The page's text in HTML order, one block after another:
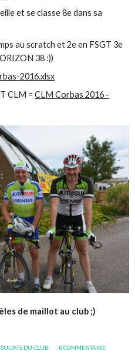
et se classe 8e dans sa
au scratch et 2e en FSGT 3e
38 :))
2016.xlsx
CLM =CLM Corbas 2016 -
de maillot au club ;)
DU CLUB 0COMMENTAIRE